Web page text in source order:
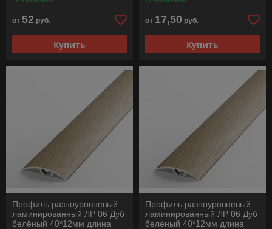
от 52 руб.
Купить
от 17,50 руб.
Купить
Профиль разноуровневый
ламинированный ЛР 06 Дуб
белёный 40*12мм длина
Профиль разноуровневый
ламинированный ЛР 06 Дуб
белёный 40*12мм длина